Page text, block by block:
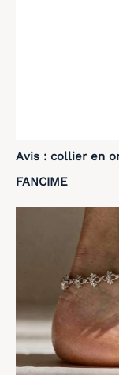
Avis : collier en
FANCIME